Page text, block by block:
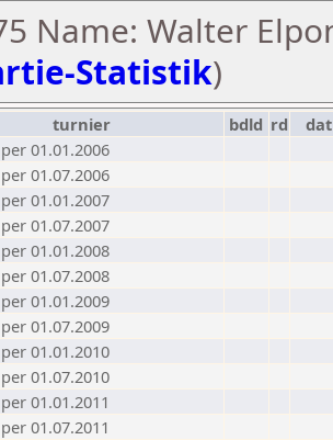
Name: Walter
Statistik)
turnier bdld rd
01.01.2006
01.07.2006
01.01.2007
01.07.2007
01.01.2008
01.07.2008
01.01.2009
01.07.2009
01.01.2010
01.07.2010
01.01.2011
01.07.2011